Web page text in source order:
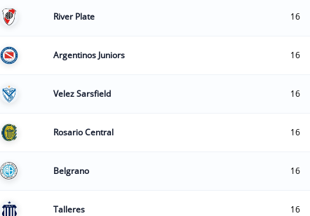
River Plate 16
Argentinos Juniors 16
Velez Sarsfield 16
Rosario Central 16
Belgrano 16
Talleres 16